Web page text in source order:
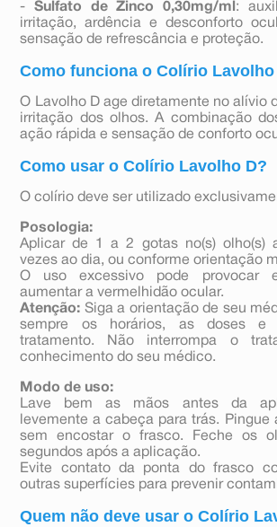
-Sulfato de Zinco 0,30mg/ml :
irritação, ardência e desconforto
sensação de refrescância e proteção.
Como funciona o Colírio Lavolho
O Lavolho D age diretamente no alívio
irritação dos olhos. A combinação
ação rápida e sensação de conforto
Como usar o Colírio Lavolho D?
O colírio deve ser utilizado
Posologia:
Aplicar de 1 a 2 gotas no(s) olho(s)
vezes ao dia, ou conforme orientação
O uso excessivo pode provocar
aumentar a vermelhidão ocular.
Atenção: Siga a orientação de seu
sempre os horários, as doses e
tratamento. Não interrompa o
conhecimento do seu médico.
Modo de uso:
Lave bem as mãos antes da
levemente a cabeça para trás. Pingue
sem encostar o frasco. Feche os
segundos após a aplicação.
Evite contato da ponta do frasco
outras superfícies para prevenir
Quem não deve usar o Colírio